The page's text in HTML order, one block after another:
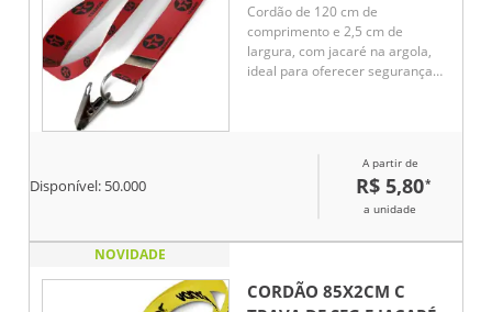
Cordão de 120 cm de
comprimento e 2,5 cm de
largura, com jacaré na argola,
ideal para oferecer segurança
Disponível: 50.000
A partir de
R$ 5,80*
a unidade
NOVIDADE
CORDÃO 85X2CM C